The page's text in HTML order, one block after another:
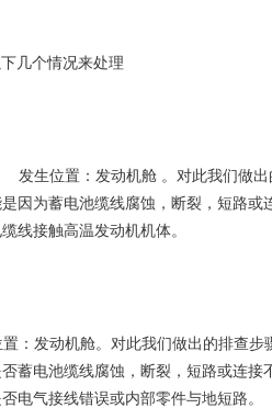
几个情况来处理
发生位置：发动机舱 。对此我们做出
因为蓄电池缆线腐蚀，断裂，短路或
线接触高温发动机机体。
：发动机舱。对此我们做出的排查步
蓄电池缆线腐蚀，断裂，短路或连接
电气接线错误或内部零件与地短路。